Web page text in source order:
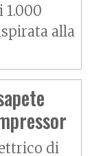
1.000
alla
di